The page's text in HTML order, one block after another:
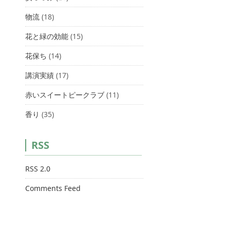
物流 (18)
花と緑の効能 (15)
花保ち (14)
講演実績 (17)
赤いスイートピークラブ (11)
香り (35)
RSS
RSS 2.0
Comments Feed